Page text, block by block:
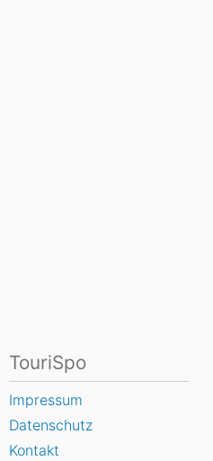
TouriSpo
Impressum
Datenschutz
Kontakt